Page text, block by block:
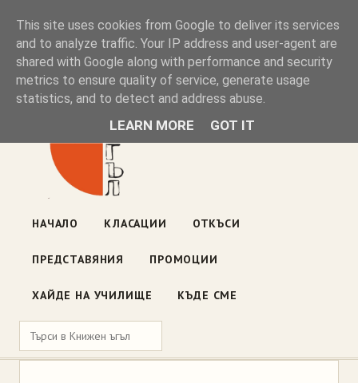
Книжен ъгъл
Блог на книжарницата — класации, откъси, нови книги
ул. „Оборище" 117, София· пон–пет 10:00–19:00 ·
НАЧАЛО КЛАСАЦИИ ОТКЪСИ
ПРЕДСТАВЯНИЯ ПРОМОЦИИ
ХАЙДЕ НА УЧИЛИЩЕ КЪДЕ СМЕ
This site uses cookies from Google to deliver its services
and to analyze traffic. Your IP address and user-agent are
shared with Google along with performance and security
metrics to ensure quality of service, generate usage
statistics, and to detect and address abuse.
LEARN MORE GOT IT